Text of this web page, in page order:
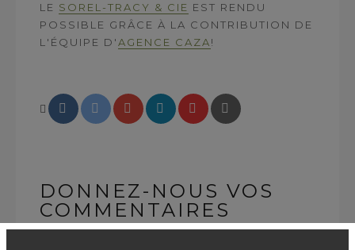
LE SOREL-TRACY & CIE EST RENDU
POSSIBLE GRÂCE À LA CONTRIBUTION DE
L'ÉQUIPE D'AGENCE CAZA!
DONNEZ-NOUS VOS
COMMENTAIRES